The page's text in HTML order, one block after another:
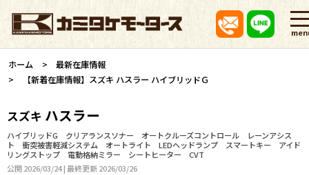
ホーム
最新在庫情報
【新着在庫情報】スズキ ハスラー ハイブリッドＧ
スズキ ハスラー
ハイブリッドG クリアランスソナー オートクルーズコントロール レーンアシス
ト 衝突被害軽減システム オートライト LEDヘッドランプ スマートキー アイド
リングストップ 電動格納ミラー シートヒーター CVT
公開 2026/03/24 | 最終更新 2026/03/26